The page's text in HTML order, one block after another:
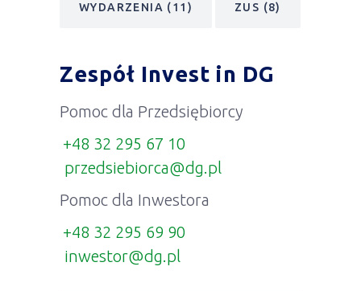
WYDARZENIA (11) ZUS (8)
Zespół Invest in DG
Pomoc dla Przedsiębiorcy
+48 32 295 67 10
przedsiebiorca@dg.pl
Pomoc dla Inwestora
+48 32 295 69 90
inwestor@dg.pl